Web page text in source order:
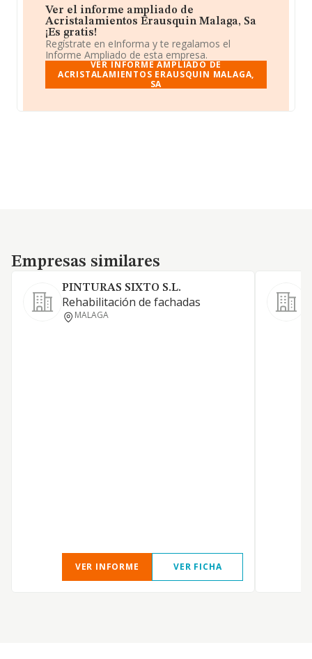
Ver el informe ampliado de
Acristalamientos Erausquin Malaga, Sa
¡Es gratis!
Regístrate en eInforma y te regalamos el
Informe Ampliado de esta empresa.
VER INFORME AMPLIADO DE
ACRISTALAMIENTOS ERAUSQUIN MALAGA,
SA
Empresas similares
Empresas similares
PINTURAS SIXTO S.L.
Rehabilitación de fachadas
MALAGA
VER INFORME VER FICHA